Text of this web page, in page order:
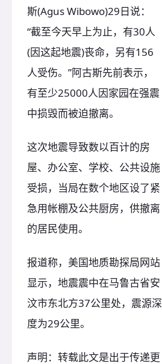
斯(Agus Wibowo)29日说：
“截至今天早上为止，有30人
(因这起地震)丧命，另有156
人受伤。”阿古斯先前表示，
有至少25000人因家园在强震
中损毁而被迫撤离。
这次地震导致数以百计的房
屋、办公室、学校、公共设施
受损，当局在数个地区设了紧
急用帐棚及公共厨房，供撤离
的居民使用。
报道称，美国地质勘探局网站
显示，地震震中在马鲁古省安
汶市东北方37公里处，震源深
度为29公里。
声明：转载此文是出于传递更